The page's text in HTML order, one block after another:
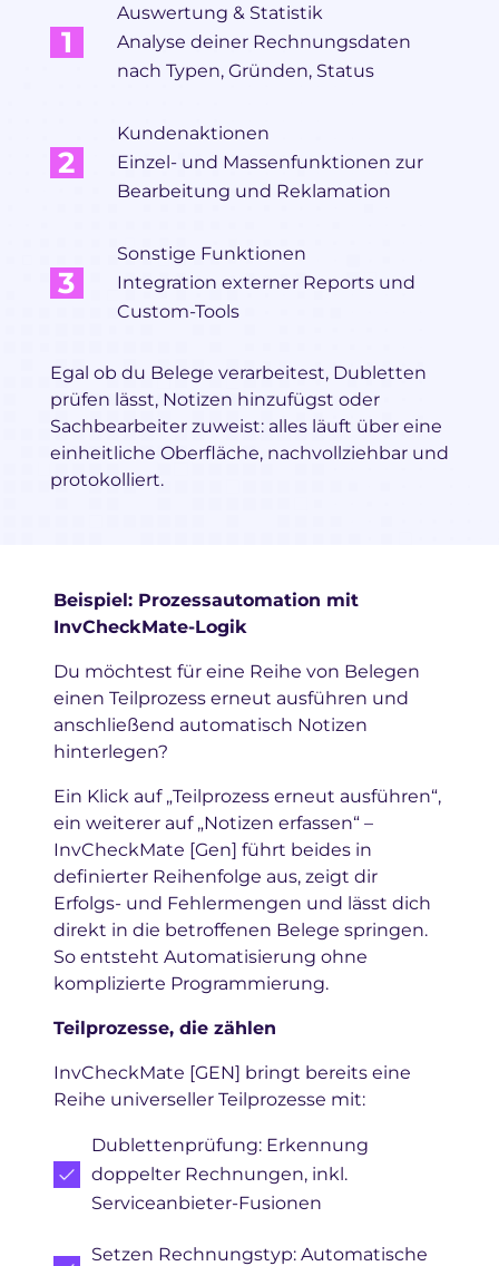
Auswertung & Statistik
Analyse deiner Rechnungsdaten
nach Typen, Gründen, Status
Kundenaktionen
Einzel- und Massenfunktionen zur
Bearbeitung und Reklamation
Sonstige Funktionen
Integration externer Reports und
Custom-Tools
Egal ob du Belege verarbeitest, Dubletten
prüfen lässt, Notizen hinzufügst oder
Sachbearbeiter zuweist: alles läuft über eine
einheitliche Oberfläche, nachvollziehbar und
protokolliert.
Beispiel: Prozessautomation mit
InvCheckMate-Logik
Du möchtest für eine Reihe von Belegen
einen Teilprozess erneut ausführen und
anschließend automatisch Notizen
hinterlegen?
Ein Klick auf „Teilprozess erneut ausführen“,
ein weiterer auf „Notizen erfassen“ –
InvCheckMate [Gen] führt beides in
definierter Reihenfolge aus, zeigt dir
Erfolgs- und Fehlermengen und lässt dich
direkt in die betroffenen Belege springen.
So entsteht Automatisierung ohne
komplizierte Programmierung.
Teilprozesse, die zählen
InvCheckMate [GEN] bringt bereits eine
Reihe universeller Teilprozesse mit:
Dublettenprüfung: Erkennung
doppelter Rechnungen, inkl.
Serviceanbieter-Fusionen
Setzen Rechnungstyp: Automatische